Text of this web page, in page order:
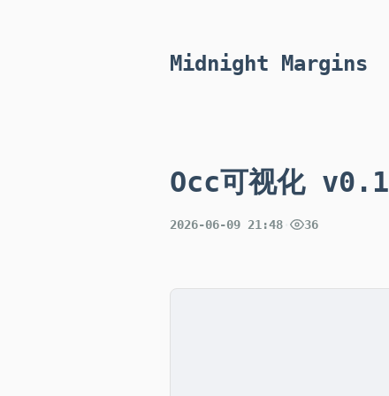
Midnight Margins
Occ可视化 v0.1
2026-06-09 21:48 36